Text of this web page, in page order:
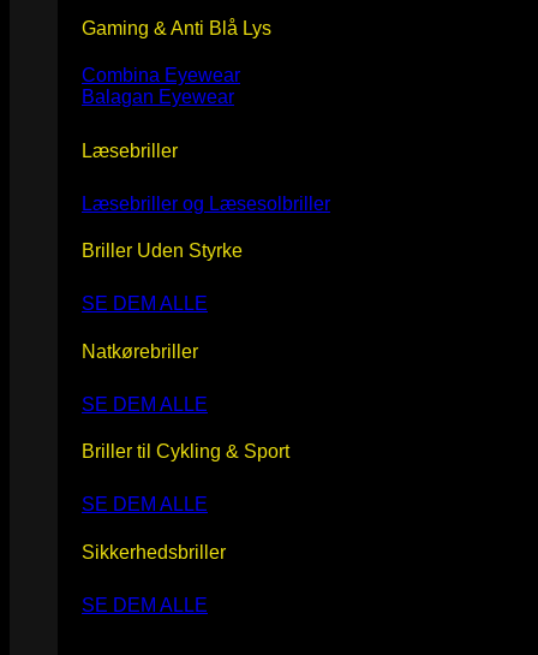
Gaming & Anti Blå Lys
Combina Eyewear
Balagan Eyewear
Læsebriller
Læsebriller og Læsesolbriller
Briller Uden Styrke
SE DEM ALLE
Natkørebriller
SE DEM ALLE
Briller til Cykling & Sport
SE DEM ALLE
Sikkerhedsbriller
SE DEM ALLE